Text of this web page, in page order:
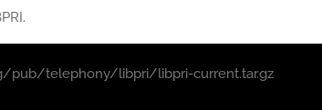
pub/telephony/libpri/libpri-current.tar.gz